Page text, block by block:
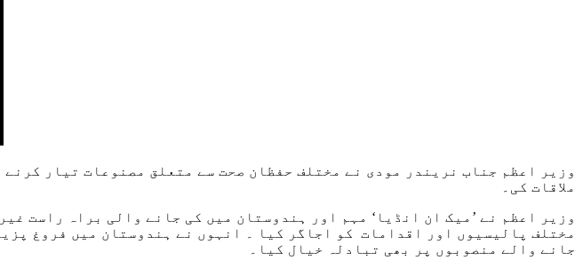
وزیر اعظم جناب نریندر مودی نے مختلف حفظان صحت سے متعلق مصنوعات تیار
ملاقات کی۔
وزیر اعظم نے ’میک ان انڈیا‘ مہم اور ہندوستان میں کی جانے والی براہ راست
مختلف پالیسیوں اور اقدامات کو اجاگر کیا ۔ انہوں نے ہندوستان میں فروغ
جانے والے منصوبوں پر بھی تبادلہ خیال کیا۔